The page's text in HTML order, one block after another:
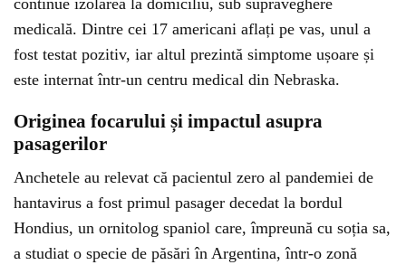
continue izolarea la domiciliu, sub supraveghere
medicală. Dintre cei 17 americani aflați pe vas, unul a
fost testat pozitiv, iar altul prezintă simptome ușoare și
este internat într-un centru medical din Nebraska.
Originea focarului și impactul asupra
pasagerilor
Anchetele au relevat că pacientul zero al pandemiei de
hantavirus a fost primul pasager decedat la bordul
Hondius, un ornitolog spaniol care, împreună cu soția sa,
a studiat o specie de păsări în Argentina, într-o zonă